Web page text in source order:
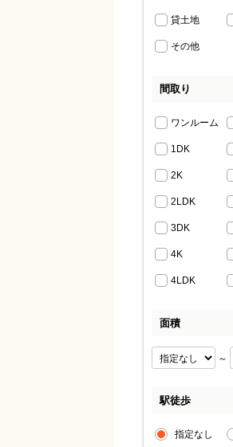
貸土地
その他
間取り
ワンルーム
1DK
2K
2LDK
3DK
4K
4LDK
面積
～
駅徒歩
指定なし